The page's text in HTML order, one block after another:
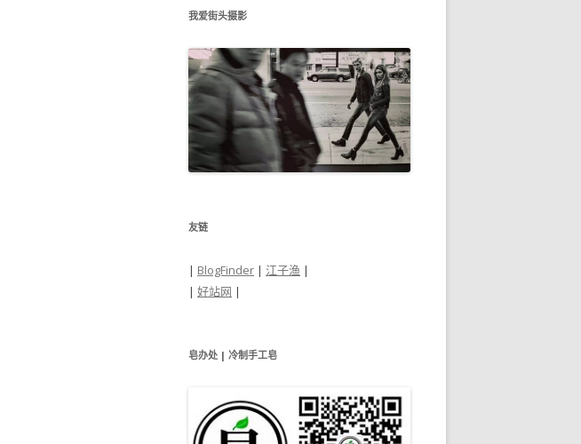
我爱街头摄影
友链
| BlogFinder | 江子渔 |
| 好站网 |
皂办处 | 冷制手工皂